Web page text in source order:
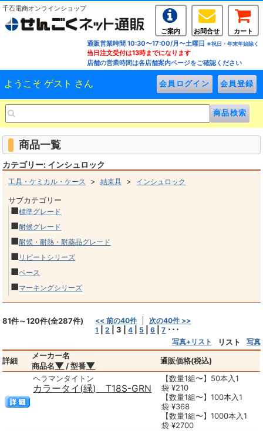
千石電商オンラインショップ
ご案内 お問合せ
カート
通販営業時間 10:30〜17:00/月〜土曜日 ※祝日・年末年始除く
当日注文受付は13時までになります
店舗の営業時間は各店舗案内ページをご確認ください
ようこそ ゲスト さん
商品一覧
カテゴリー: インシュロック
工具・ケミカル・ケース >結束具 > インシュロック
サブカテゴリー
■標準グレード
■耐候グレード
■耐候・耐熱・耐薬品グレード
■ リピートシリーズ
■ベース
■マーキングシリーズ
81件～120件(全287件) << 前の40件
次の40件 >>
1
|2 |3 |4 5 |6 |7 ･･･
写真+リスト リスト 写真
詳細
メーカー名
商品名▼ / 型番▼
通販価格(税込)
ヘラマンタイトン
カラータイ(緑) T18S-GRN
【数量1組〜】50本入1
袋 ¥210
【数量1組〜】100本入1
袋 ¥368
【数量1組〜】1000本入1
袋 ¥2700